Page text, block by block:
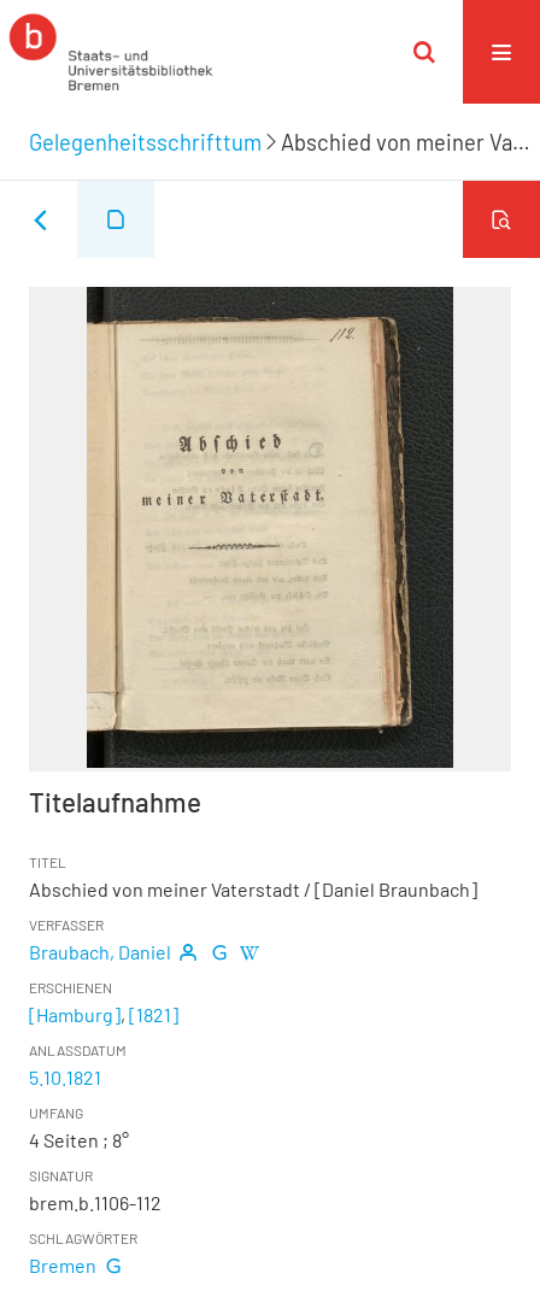
Gelegenheitsschrifttum Abschied von meiner Vaterstadt
Titelaufnahme
TITEL
Abschied von meiner Vaterstadt / [Daniel Braunbach]
VERFASSER
Braubach, Daniel
ERSCHIENEN
[Hamburg], [1821]
ANLASSDATUM
5.10.1821
UMFANG
4 Seiten ; 8°
SIGNATUR
brem.b.1106-112
SCHLAGWÖRTER
Bremen